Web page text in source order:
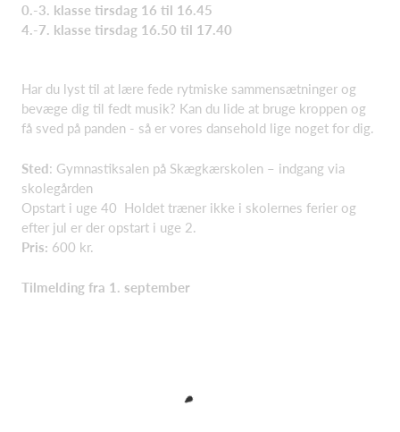
0.-3. klasse tirsdag 16 til 16.45
4.-7. klasse tirsdag 16.50 til 17.40
Har du lyst til at lære fede rytmiske sammensætninger og
bevæge dig til fedt musik? Kan du lide at bruge kroppen og
få sved på panden - så er vores dansehold lige noget for dig.
Sted: Gymnastiksalen på Skægkærskolen – indgang via
skolegården
Opstart i uge 40 Holdet træner ikke i skolernes ferier og
efter jul er der opstart i uge 2.
Pris: 600 kr.
Tilmelding fra 1. september